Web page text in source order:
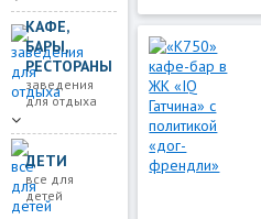
КАФЕ,
БАРЫ,
РЕСТОРАНЫ
заведения
для отдыха
ДЕТИ
все для
детей